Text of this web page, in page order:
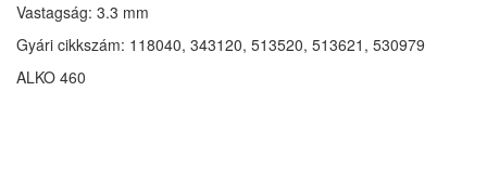
Vastagság: 3.3 mm
Gyári cikkszám: 118040, 343120, 513520, 513621, 530979
ALKO 460